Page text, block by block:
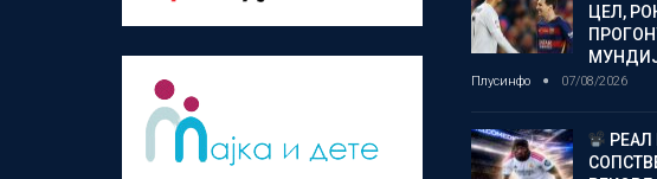
ЦЕЛ,
Плусинфо 07/08/2026